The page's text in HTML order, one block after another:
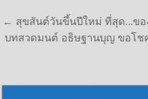
แนะแนวเรื่อง
← สุขสันต์วันขึ้นปีใหม่ ที่สุด…ขอ
บทสวดมนต์ อธิษฐานบุญ ขอโช